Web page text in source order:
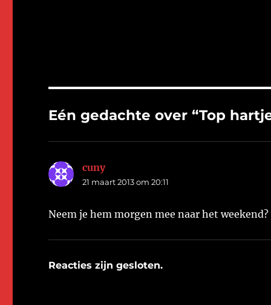
Eén gedachte over “Top
cunyschreef:
21 maart 2013 om 20:11
Neem je hem morgen mee naar het weekend?
Reacties zijn gesloten.